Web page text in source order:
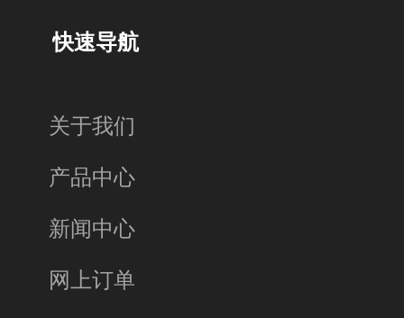
快速导航
关于我们
产品中心
新闻中心
网上订单